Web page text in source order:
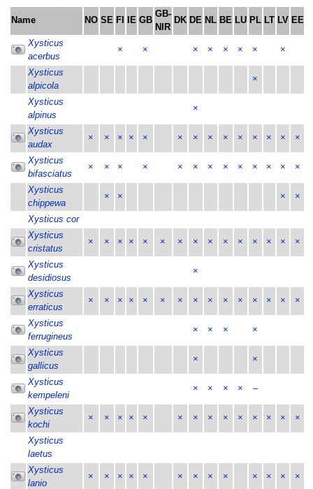
Name NO SE FI IE GB
GB-
NIR
DK DE NL BE LU PL LT LV EE
Xysticus
acerbus
× × × × × × × ×
Xysticus
alpicola
×
Xysticus
alpinus
×
Xysticus
audax
× × × × × × × × × × × × × ×
Xysticus
bifasciatus
× × × × × × × × × × × × ×
Xysticus
chippewa
× × × ×
Xysticus cor
Xysticus
cristatus
× × × × × × × × × × × × × × ×
Xysticus
desidiosus
×
Xysticus
erraticus
× × × × × × × × × × × × × × ×
Xysticus
ferrugineus
× × × ×
Xysticus
gallicus
× ×
Xysticus
kempeleni
× × × × –
Xysticus
kochi
× × × × × × × × × × × × × ×
Xysticus
laetus
Xysticus
lanio
× × × × × × × × × × × × ×